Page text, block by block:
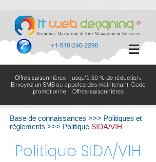
+1-510-240-2290
Offres saisonnières : jusqu'à 50 % de réduction.
Envoyez un SMS ou appelez dès maintenant. Code
promotionnel : Offres-saisonnières
Base de connaissances >>> Politiques et
règlements >>> Politique SIDA/VIH
Politique SIDA/VIH